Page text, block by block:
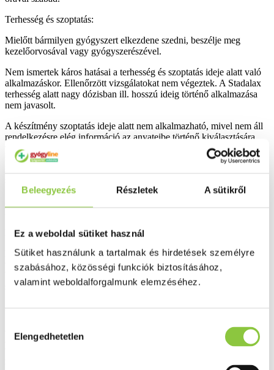
Beleegyezés Részletek A sütikről
Ez a weboldal sütiket használ
Sütiket használunk a tartalmak és hirdetések személyre
szabásához, közösségi funkciók biztosításához,
valamint weboldalforgalmunk elemzéséhez.
kiválasztása
Elengedhetetlen
Terhesség és szoptatás:
Mielőtt bármilyen gyógyszert elkezdene szedni, beszélje meg
kezelőorvosával vagy gyógyszerészével.
Nem ismertek káros hatásai a terhesség és szoptatás ideje alatt való
alkalmazáskor. Ellenőrzött vizsgálatokat nem végeztek. A Stadalax
terhesség alatt nagy dózisban ill. hosszú ideig történő alkalmazása
nem javasolt.
A készítmény szoptatás ideje alatt nem alkalmazható, mivel nem áll
rendelkezésre elég információ az anyatejbe történő kiválasztására
vonatkozólag.
Fontos információk a Stadalax egyes összetevőiről:
Ez a gyógyszer glükózt, laktóz-monohidrátot és szacharózt
tartalmaz. Amennyiben kezelőorvosa már figyelmeztette Önt, hogy
bizonyos cukrokra érzékeny, keresse fel orvosát, mielőtt elkezdi
szedni ezt a gyógyszert.
A Stadalaxot mindig a betegtájékoztatóban leírtak szerint szedje.
Amennyiben nem biztos az adagolást illetően, kérdezze meg orvosát
vagy gyógyszerészét. Amennyiben a kezelőorvos másképp nem